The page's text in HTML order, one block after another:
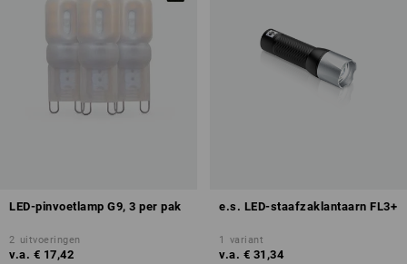
LED-pinvoetlamp G9, 3 per pak
2 uitvoeringen
v.a. € 17,42
e.s. LED-staafzaklantaarn FL3+
1 variant
v.a. € 31,34